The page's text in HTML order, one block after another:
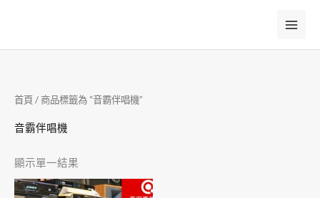
主
首頁/ 商品標籤為 “音霸伴唱機”
音霸伴唱機
顯示單一結果